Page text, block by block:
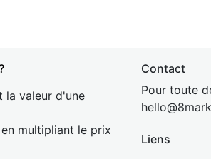
la valeur d'une
multipliant le prix
Contact
Pour toute
hel
Liens